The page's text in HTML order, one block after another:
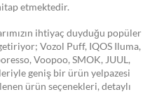
etmektedir.
ihtiyaç duyduğu popüler
Vozol Puff, IQOS Iluma,
Voopoo, SMOK, JUUL,
geniş bir ürün yelpazesi
ürün seçenekleri, detaylı